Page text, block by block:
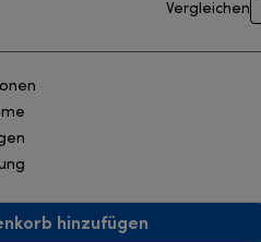
Vergleichen
hinzufügen